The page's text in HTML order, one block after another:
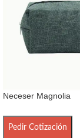
Neceser Magnolia
Pedir Cotización